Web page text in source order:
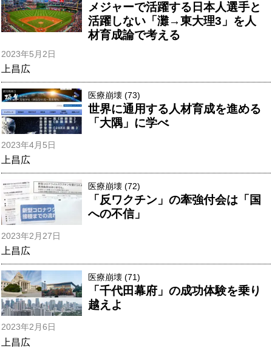
メジャーで活躍する日本人選手と
活躍しない「灘→東大理3」を人
材育成論で考える
2023年5月2日
上昌広
医療崩壊 (73)
世界に通用する人材育成を進める
「大隅」に学べ
2023年4月5日
上昌広
医療崩壊 (72)
「反ワクチン」の牽強付会は「国
への不信」
2023年2月27日
上昌広
医療崩壊 (71)
「千代田幕府」の成功体験を乗り
越えよ
2023年2月6日
上昌広